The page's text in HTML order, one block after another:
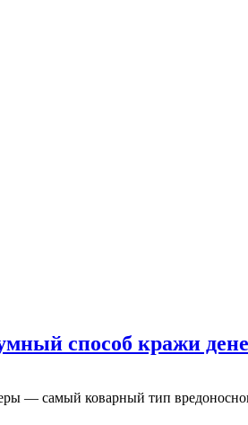
способ кражи
— самый коварный тип